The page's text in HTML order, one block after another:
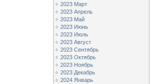
2023 Март
2023 Апрель
2023 Май
2023 Июнь
2023 Июль
2023 Август
2023 Сентябрь
2023 Октябрь
2023 Ноябрь
2023 Декабрь
2024 Январь